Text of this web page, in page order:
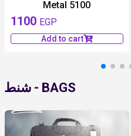
Metal 5100
1100 EGP
Add to cart
شنط - BAGS